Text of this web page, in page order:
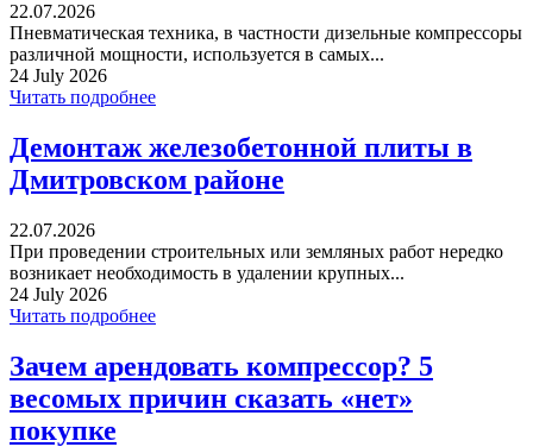
22.07.2026
Пневматическая техника, в частности дизельные компрессоры
различной мощности, используется в самых...
24 July 2026
Читать подробнее
Демонтаж железобетонной плиты в
Дмитровском районе
22.07.2026
При проведении строительных или земляных работ нередко
возникает необходимость в удалении крупных...
24 July 2026
Читать подробнее
Зачем арендовать компрессор? 5
весомых причин сказать «нет»
покупке